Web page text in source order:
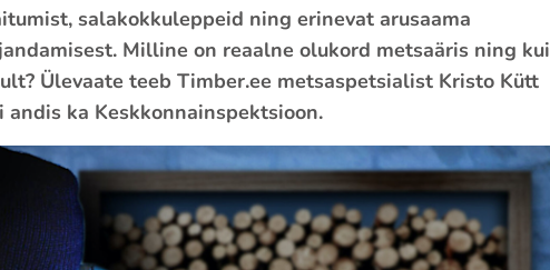
salakokkuleppeid ning erinevat arusaama
Milline on reaalne olukord metsaäris ning kui
Ülevaate teeb Timber.ee metsaspetsialist Kristo Kütt
ka Keskkonnainspektsioon.